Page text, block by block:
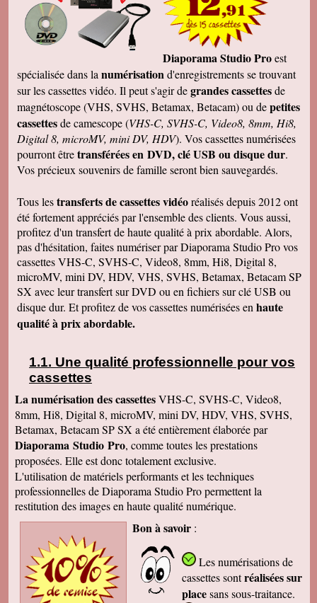
Diaporama Studio Proest
spécialisée dans la numérisationd'enregistrements se trouvant
sur les cassettes vidéo. Il peut s'agir degrandes cassettesde
magnétoscope (VHS, SVHS, Betamax, Betacam) ou depetites
cassettesde camescope (VHS-C, SVHS-C, Video8, 8mm, Hi8,
Digital 8, microMV, mini DV, HDV). Vos cassettes numérisées
pourront êtretransférées en DVD, clé USB ou disque dur.
Vos précieux souvenirs de famille seront bien sauvegardés.
Tous lestransferts de cassettes vidéoréalisés depuis 2012 ont
été fortement appréciés par l'ensemble des clients. Vous aussi,
profitez d'un transfert de haute qualité à prix abordable. Alors,
pas d'hésitation, faites numériser par Diaporama Studio Pro vos
cassettes VHS-C, SVHS-C, Video8, 8mm, Hi8, Digital 8,
microMV, mini DV, HDV, VHS, SVHS, Betamax, Betacam SP
SX avec leur transfert sur DVD ou en fichiers sur clé USB ou
disque dur. Et profitez de vos cassettes numérisées en haute
qualité à prix abordable.
Une qualité professionnelle pour vos
cassettes
La numérisation des cassettesVHS-C, SVHS-C, Video8,
8mm, Hi8, Digital 8, microMV, mini DV, HDV, VHS, SVHS,
Betamax, Betacam SP SX a été entièrement élaborée par
Diaporama Studio Pro, comme toutes les prestations
proposées. Elle est donc totalement exclusive.
L'utilisation de matériels performants et les techniques
professionnelles de Diaporama Studio Pro permettent la
restitution des images en haute qualité numérique.
Bon à savoir :
Les numérisations de
cassettessontréalisées sur
placesans sous-traitance.